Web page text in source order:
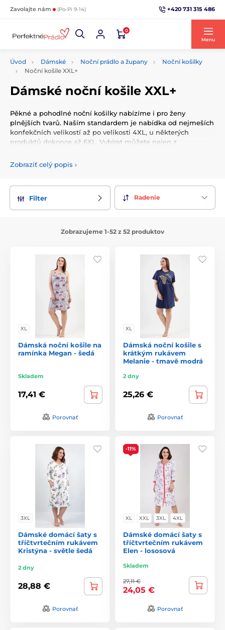
Zavolajte nám (Po-Pi 9-14) +420 731 315 486
0
Menu
Úvod Dámské Noční prádlo a župany
Noční košilky
Noční košile XXL+
Dámské noční košile XXL+
Pěkné a pohodlné noční košilky nabízíme i pro ženy
plnějších tvarů. Naším standardem je nabídka od nejmeších
konfekčních velikostí až po velikosti 4XL, u některých
produktů dokonce až 6XL. Vybírat můžete nejen z
košilek.
neměly chybět v žádné koupelně.
Zobraziť celý popis ›
Filter Radenie
Zobrazujeme 1-52 z 52 produktov
XL
Dámská noční košile na
ramínka Megan - šedá
Skladem
17,41 €
Porovnať
XL
Dámská noční košile s
krátkým rukávem
Melanie - tmavě modrá
2 dny
25,26 €
Porovnať
3XL
Dámské domácí šaty s
tříčtvrtečním rukávem
Kristýna - světle šedá
2 dny
28,88 €
Porovnať
-11%
XL XXL 3XL 4XL
Dámské domácí šaty s
tříčtvrtečním rukávem
Elen - lososová
Skladem
27,11 €
24,05 €
Porovnať